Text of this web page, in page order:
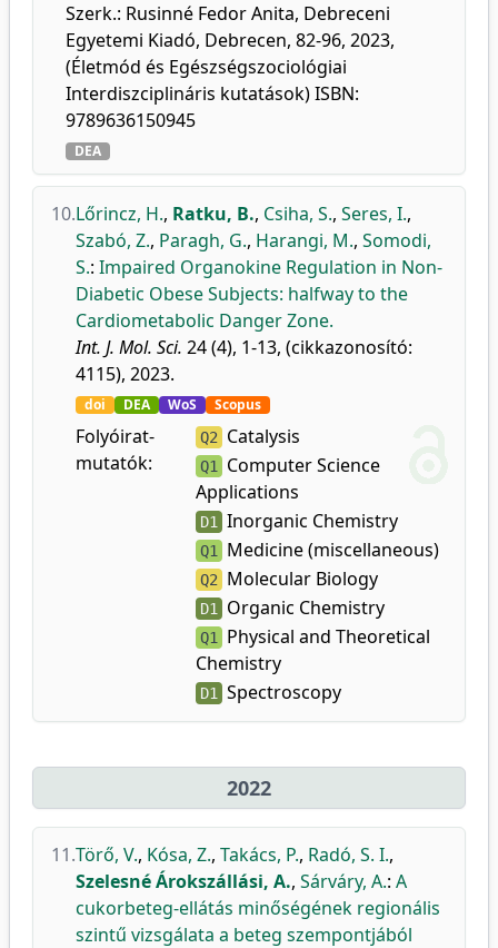
Szerk.: Rusinné Fedor Anita, Debreceni
Egyetemi Kiadó, Debrecen, 82-96, 2023,
(Életmód és Egészségszociológiai
Interdiszciplináris kutatások) ISBN:
9789636150945
DEA
10.Lőrincz, H., Ratku, B., Csiha, S., Seres, I.,
Szabó, Z., Paragh, G., Harangi, M., Somodi,
S.: Impaired Organokine Regulation in Non-
Diabetic Obese Subjects: halfway to the
Cardiometabolic Danger Zone.
Int. J. Mol. Sci. 24 (4), 1-13, (cikkazonosító:
4115), 2023.
doi DEA WoS Scopus
Folyóirat-
mutatók:
Q2 Catalysis
Q1
Computer Science
Applications
D1 Inorganic Chemistry
Q1 Medicine (miscellaneous)
Q2 Molecular Biology
D1 Organic Chemistry
Q1
Physical and Theoretical
Chemistry
D1 Spectroscopy
2022
11.Törő, V., Kósa, Z., Takács, P., Radó, S. I.,
Szelesné Árokszállási, A., Sárváry, A.: A
cukorbeteg-ellátás minőségének regionális
szintű vizsgálata a beteg szempontjából